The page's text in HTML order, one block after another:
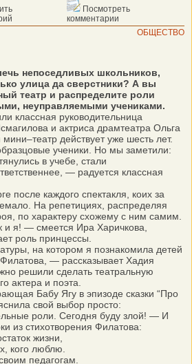
Посмотреть
комментарии
ОБЩЕСТВО
непоседливых школьников,
улица да сверстники? А вы
театр и распределите роли
неуправляемыми учениками.
классная руководительница
и актриса драмтеатра Ольга
действует уже шесть лет.
ученики. Но мы заметили:
в учебе, стали
— радуется классная
после каждого спектакля, коих за
На репетициях, распределяя
по характеру схожему с ним самим.
я! — смеется Ира Харичкова,
роль принцессы.
на котором я познакомила детей
— рассказывает Хадия
решили сделать театральную
актера и поэта.
Бабу Ягу в эпизоде сказки “Про
свой выбор просто:
роли. Сегодня буду злой! — И
из стихотворения Филатова:
жизни,
кого люблю.
педагогам.